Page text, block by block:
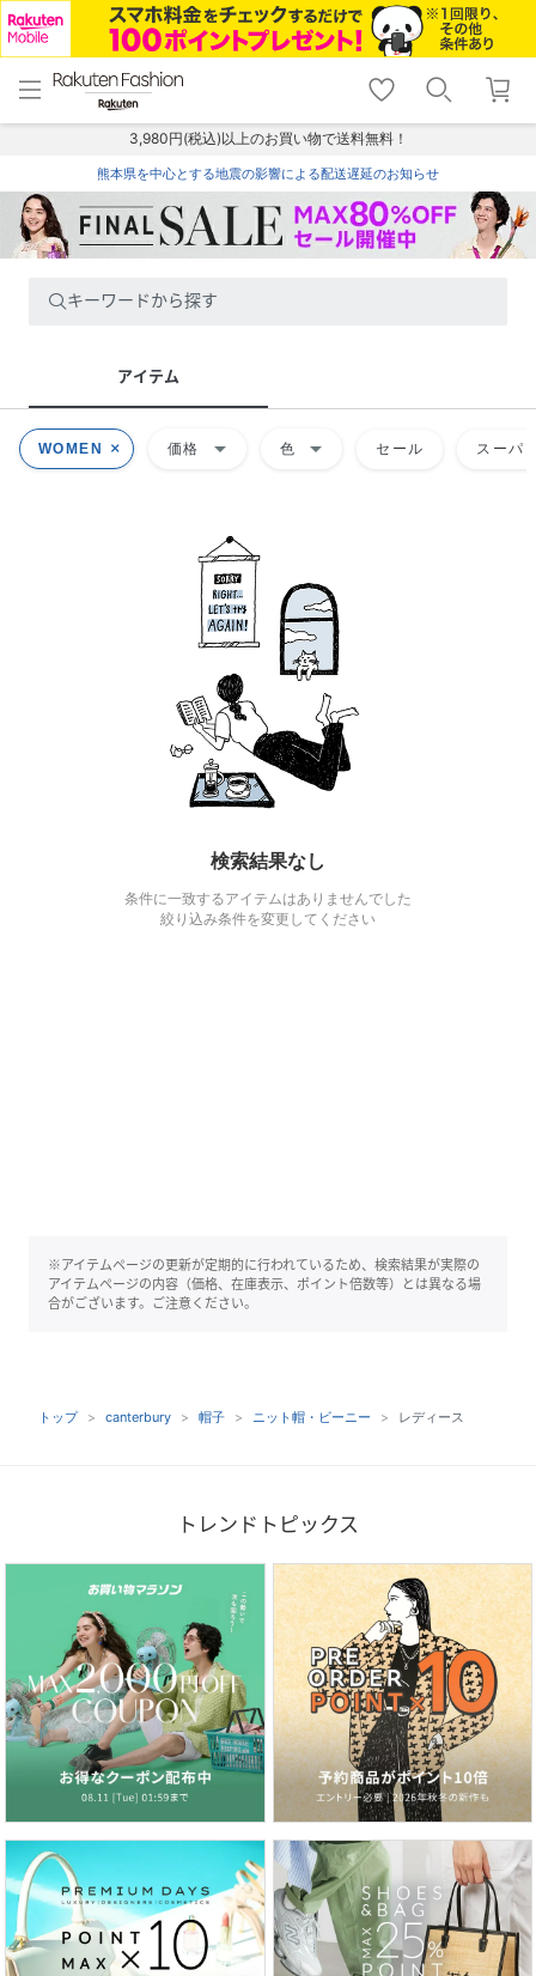
menu home
トップ
shopping_cart lock_outline
ログイン
3,980円(税込)以上のお買い物で送料無料！
熊本県を中心とする地震の影響による配送遅延のお知らせ
キーワードから探す
アイテム
WOMEN 価格 arrow_drop_down 色 arrow_drop_down セール スーパ
検索結果なし
条件に一致するアイテムはありませんでした
絞り込み条件を変更してください
※アイテムページの更新が定期的に行われているため、検索結果が実際の
アイテムページの内容（価格、在庫表示、ポイント倍数等）とは異なる場
合がございます。ご注意ください。
トップ canterbury 帽子 ニット帽・ビーニー レディース
トレンドトピックス